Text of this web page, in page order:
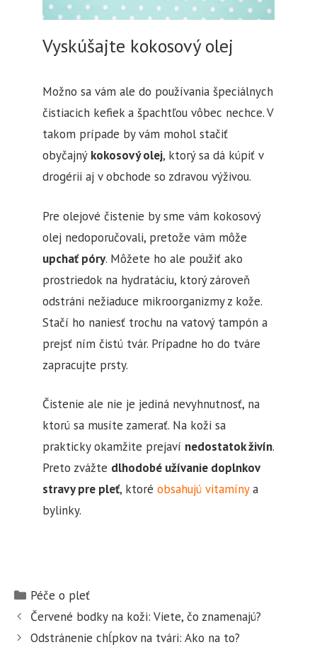
Vyskúšajte kokosový olej
Možno sa vám ale do používania špeciálnych
čistiacich kefiek a špachtľou vôbec nechce. V
takom prípade by vám mohol stačiť
obyčajný kokosový olej, ktorý sa dá kúpiť v
drogérii aj v obchode so zdravou výživou.
Pre olejové čistenie by sme vám kokosový
olej nedoporučovali, pretože vám môže
upchať póry. Môžete ho ale použiť ako
prostriedok na hydratáciu, ktorý zároveň
odstráni nežiaduce mikroorganizmy z kože.
Stačí ho naniesť trochu na vatový tampón a
prejsť ním čistú tvár. Prípadne ho do tváre
zapracujte prsty.
Čistenie ale nie je jediná nevyhnutnosť, na
ktorú sa musíte zamerať. Na koži sa
prakticky okamžite prejaví nedostatok živín.
Preto zvážte dlhodobé užívanie doplnkov
stravy pre pleť, ktoré obsahujú vitamínya
bylinky.
K
a
e
Péče o pleť
N
a
Červené bodky na koži: Viete, čo znamenajú?
Odstránenie chĺpkov na tvári: Ako na to?